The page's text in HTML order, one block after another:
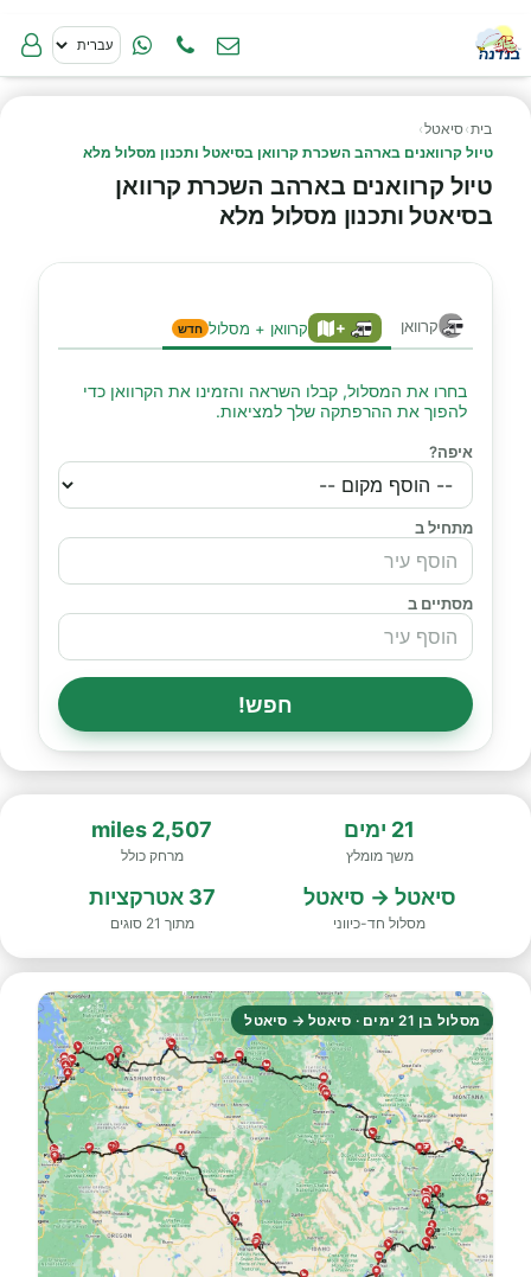
בית›סיאטל›
טיול קרוואנים בארהב השכרת קרוואן בסיאטל ותכנון מסלול מלא
טיול קרוואנים בארהב השכרת קרוואן
בסיאטל ותכנון מסלול מלא
קרוואן + קרוואן + מסלול חדש
בחרו את המסלול, קבלו השראה והזמינו את הקרוואן כדי
להפוך את ההרפתקה שלך למציאות.
איפה?
מתחיל ב
מסתיים ב
חפש!
21 ימים
משך מומלץ
2,507 miles
מרחק כולל
סיאטל → סיאטל
מסלול חד-כיווני
37 אטרקציות
מתוך 21 סוגים
מסלול בן 21 ימים · סיאטל → סיאטל